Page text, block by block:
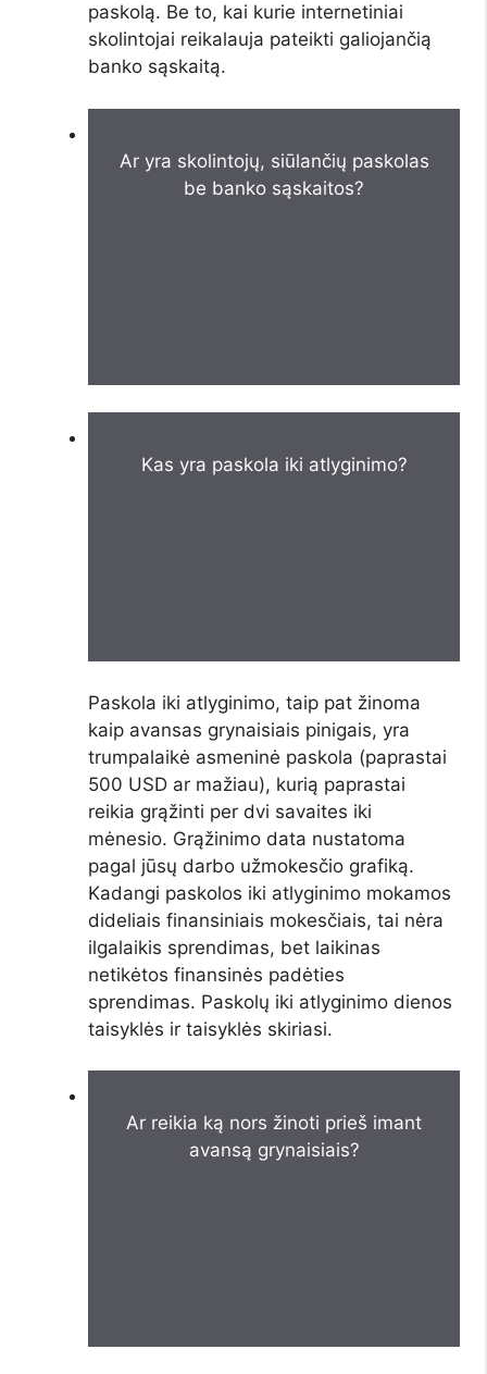
paskolą. Be to, kai kurie internetiniai
skolintojai reikalauja pateikti galiojančią
banko sąskaitą.
Ar yra skolintojų, siūlančių paskolas
be banko sąskaitos?
Kas yra paskola iki atlyginimo?
Paskola iki atlyginimo, taip pat žinoma
kaip avansas grynaisiais pinigais, yra
trumpalaikė asmeninė paskola (paprastai
500 USD ar mažiau), kurią paprastai
reikia grąžinti per dvi savaites iki
mėnesio. Grąžinimo data nustatoma
pagal jūsų darbo užmokesčio grafiką.
Kadangi paskolos iki atlyginimo mokamos
dideliais finansiniais mokesčiais, tai nėra
ilgalaikis sprendimas, bet laikinas
netikėtos finansinės padėties
sprendimas. Paskolų iki atlyginimo dienos
taisyklės ir taisyklės skiriasi.
Ar reikia ką nors žinoti prieš imant
avansą grynaisiais?